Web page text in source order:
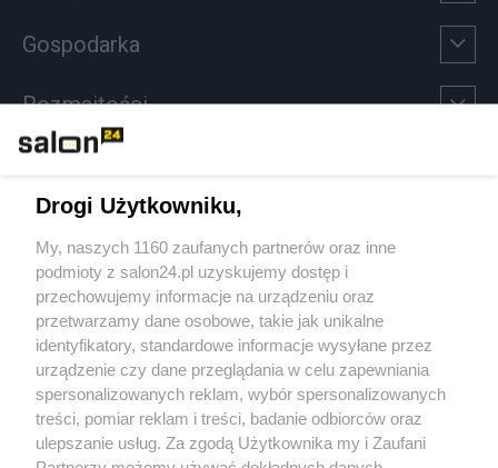
Gospodarka
Rozmaitości
Sport
Społeczeństwo
Kultura
X Facebook Instagram Youtube
Drogi Użytkowniku,
My, naszych 1160 zaufanych partnerów oraz inne
podmioty z salon24.pl uzyskujemy dostęp i
przechowujemy informacje na urządzeniu oraz
przetwarzamy dane osobowe, takie jak unikalne
identyfikatory, standardowe informacje wysyłane przez
urządzenie czy dane przeglądania w celu zapewniania
spersonalizowanych reklam, wybór spersonalizowanych
treści, pomiar reklam i treści, badanie odbiorców oraz
ulepszanie usług. Za zgodą Użytkownika my i Zaufani